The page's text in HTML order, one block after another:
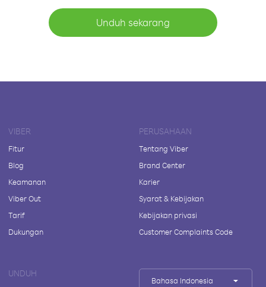
Unduh sekarang
VIBER
Fitur
Blog
Keamanan
Viber Out
Tarif
Dukungan
PERUSAHAAN
Tentang Viber
Brand Center
Karier
Syarat & Kebijakan
Kebijakan privasi
Customer Complaints Code
UNDUH
Bahasa Indonesia